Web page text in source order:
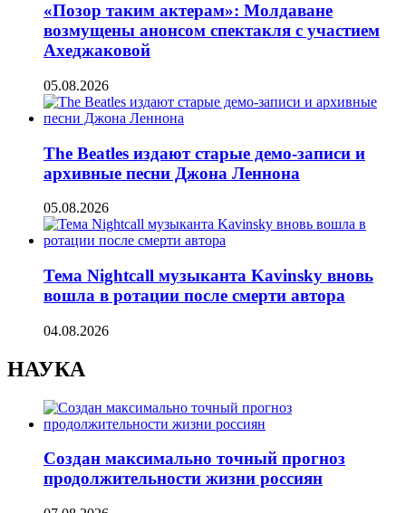
«Позор таким актерам»: Молдаване
возмущены анонсом спектакля с участием
Ахеджаковой
05.08.2026
The Beatles издают старые демо-записи и
архивные песни Джона Леннона
05.08.2026
Тема Nightcall музыканта Kavinsky вновь
вошла в ротации после смерти автора
04.08.2026
НАУКА
Создан максимально точный прогноз
продолжительности жизни россиян